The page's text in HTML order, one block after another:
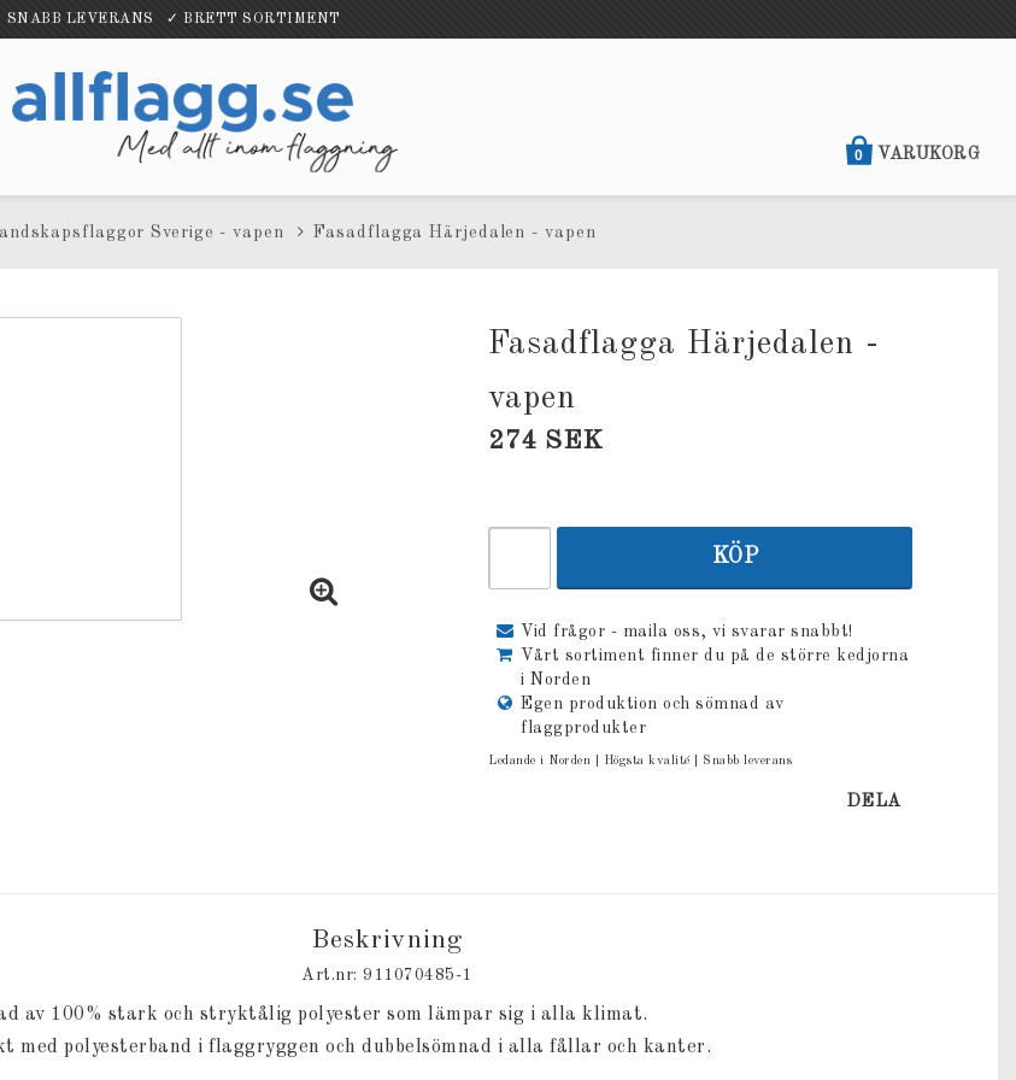
LEVERANS ✓ BRETT SORTIMENT
VARUKORG
0
Sverige - vapen Fasadflagga Härjedalen - vapen
Fasadflagga Härjedalen -
vapen
274 SEK
KÖP
Vid frågor - maila oss, vi svarar snabbt!
Vårt sortiment finner du på de större kedjorna
i Norden
Egen produktion och sömnad av
flaggprodukter
Ledande i Norden | Högsta kvalité | Snabb leverans
DELA
Beskrivning
Art.nr: 911070485-1
av 100% stark och stryktålig polyester som lämpar sig i alla klimat.
med polyesterband i flaggryggen och dubbelsömnad i alla fållar och kanter.